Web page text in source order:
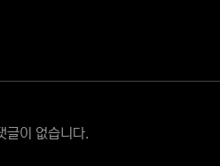
글이 없습니다.